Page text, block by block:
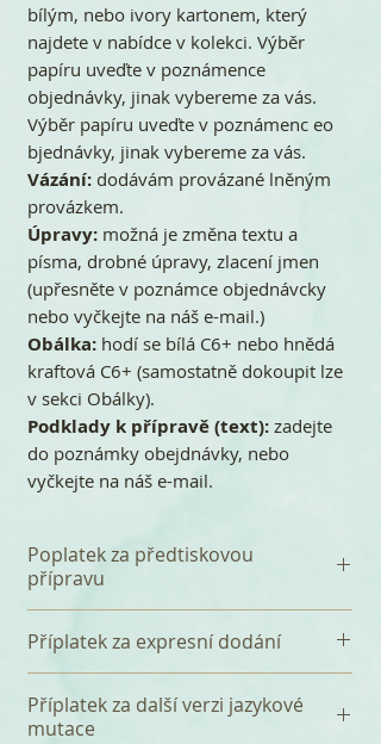
bílým, nebo ivory kartonem, který
najdete v nabídce v kolekci. Výběr
papíru uveďte v poznámence
objednávky, jinak vybereme za vás.
Výběr papíru uveďte v poznámenc eo
bjednávky, jinak vybereme za vás.
Vázání: dodávám provázané lněným
provázkem.
Úpravy: možná je změna textu a
písma, drobné úpravy, zlacení jmen
(upřesněte v poznámce objednávcky
nebo vyčkejte na náš e-mail.)
Obálka: hodí se bílá C6+ nebo hnědá
kraftová C6+ (samostatně dokoupit lze
v sekci Obálky).
Podklady k přípravě (text): zadejte
do poznámky obejdnávky, nebo
vyčkejte na náš e-mail.
Poplatek za předtiskovou
přípravu
jednorázový poplatek 360 Kč za
předtiskovou přípravu, který
zahrnuje především sazbu Vašeho
textu a tři korektury. Před tiskem
Příplatek za expresní dodání
dodáváme do 10-14 dnů od bdržení
Příplatek za další verzi jazykové
mutace